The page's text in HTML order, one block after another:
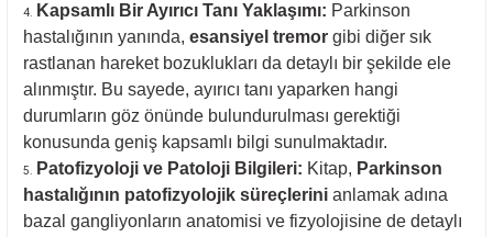
Kapsamlı Bir Ayırıcı Tanı Yaklaşımı: Parkinson
hastalığının yanında, esansiyel tremor gibi diğer sık
rastlanan hareket bozuklukları da detaylı bir şekilde ele
alınmıştır. Bu sayede, ayırıcı tanı yaparken hangi
durumların göz önünde bulundurulması gerektiği
konusunda geniş kapsamlı bilgi sunulmaktadır.
Patofizyoloji ve Patoloji Bilgileri: Kitap, Parkinson
hastalığının patofizyolojik süreçlerini anlamak adına
bazal gangliyonların anatomisi ve fizyolojisine de detaylı